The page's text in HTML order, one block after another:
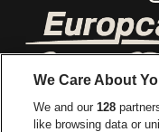
Visitez
We Care About
We and our128
like browsing data or